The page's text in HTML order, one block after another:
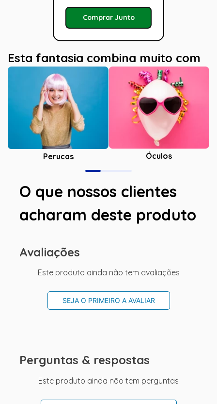
Comprar Junto
Esta fantasia combina muito com
Perucas Óculos
O que nossos clientes
acharam deste produto
Avaliações
Este produto ainda não tem avaliações
SEJA O PRIMEIRO A AVALIAR
Perguntas & respostas
Este produto ainda não tem perguntas